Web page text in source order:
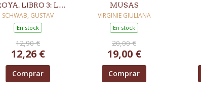
LIBRO 3: LA
DE ENEAS
SCHWAB, GUSTAV
En stock
12,90 €
12,26 €
Comprar
MUSAS
VIRGINIE GIULIANA
En stock
20,00 €
19,00 €
Comprar